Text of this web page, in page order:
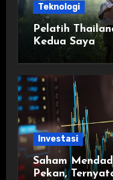
Teknologi
Pelatih
Kedua Saya
Investasi
Saham
Pekan,